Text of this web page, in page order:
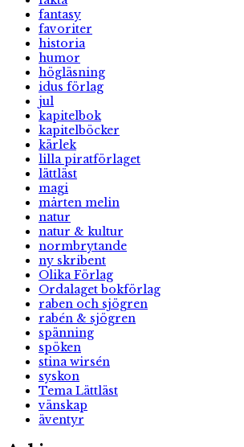
fantasy
favoriter
historia
humor
högläsning
idus förlag
jul
kapitelbok
kapitelböcker
kärlek
lilla piratförlaget
lättläst
magi
mårten melin
natur
natur & kultur
normbrytande
ny skribent
Olika Förlag
Ordalaget bokförlag
raben och sjögren
rabén & sjögren
spänning
spöken
stina wirsén
syskon
Tema Lättläst
vänskap
äventyr